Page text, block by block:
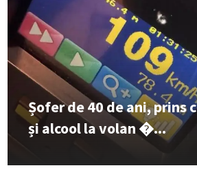
Șofer de 40 de ani, prins
și alcool la volan �...